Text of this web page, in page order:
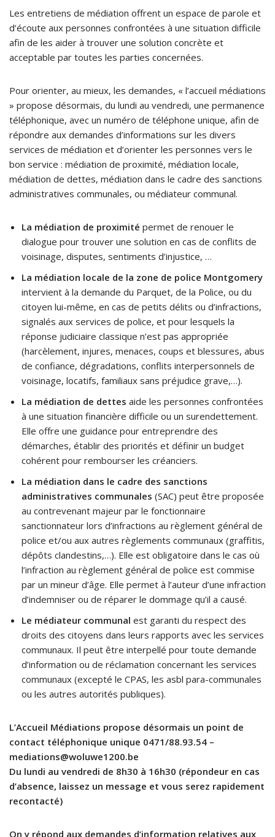
Les entretiens de médiation offrent un espace de parole et
d’écoute aux personnes confrontées à une situation difficile
afin de les aider à trouver une solution concrète et
acceptable par toutes les parties concernées.
Pour orienter, au mieux, les demandes, « l’accueil médiations
» propose désormais, du lundi au vendredi, une permanence
téléphonique, avec un numéro de téléphone unique, afin de
répondre aux demandes d’informations sur les divers
services de médiation et d’orienter les personnes vers le
bon service : médiation de proximité, médiation locale,
médiation de dettes, médiation dans le cadre des sanctions
administratives communales, ou médiateur communal.
La médiation de proximité permet de renouer le
dialogue pour trouver une solution en cas de conflits de
voisinage, disputes, sentiments d’injustice, …
La médiation locale de la zone de police Montgomery
intervient à la demande du Parquet, de la Police, ou du
citoyen lui-même, en cas de petits délits ou d’infractions,
signalés aux services de police, et pour lesquels la
réponse judiciaire classique n’est pas appropriée
(harcèlement, injures, menaces, coups et blessures, abus
de confiance, dégradations, conflits interpersonnels de
voisinage, locatifs, familiaux sans préjudice grave,…).
La médiation de dettes aide les personnes confrontées
à une situation financière difficile ou un surendettement.
Elle offre une guidance pour entreprendre des
démarches, établir des priorités et définir un budget
cohérent pour rembourser les créanciers.
La médiation dans le cadre des sanctions
administratives communales (SAC) peut être proposée
au contrevenant majeur par le fonctionnaire
sanctionnateur lors d’infractions au règlement général de
police et/ou aux autres règlements communaux (graffitis,
dépôts clandestins,…). Elle est obligatoire dans le cas où
l’infraction au règlement général de police est commise
par un mineur d’âge. Elle permet à l’auteur d’une infraction
d’indemniser ou de réparer le dommage qu’il a causé.
Le médiateur communal est garanti du respect des
droits des citoyens dans leurs rapports avec les services
communaux. Il peut être interpellé pour toute demande
d’information ou de réclamation concernant les services
communaux (excepté le CPAS, les asbl para-communales
ou les autres autorités publiques).
L’Accueil Médiations propose désormais un point de
contact téléphonique unique 0471/88.93.54 –
mediations@woluwe1200.be
Du lundi au vendredi de 8h30 à 16h30 (répondeur en cas
d’absence, laissez un message et vous serez rapidement
recontacté)
On y répond aux demandes d’information relatives aux